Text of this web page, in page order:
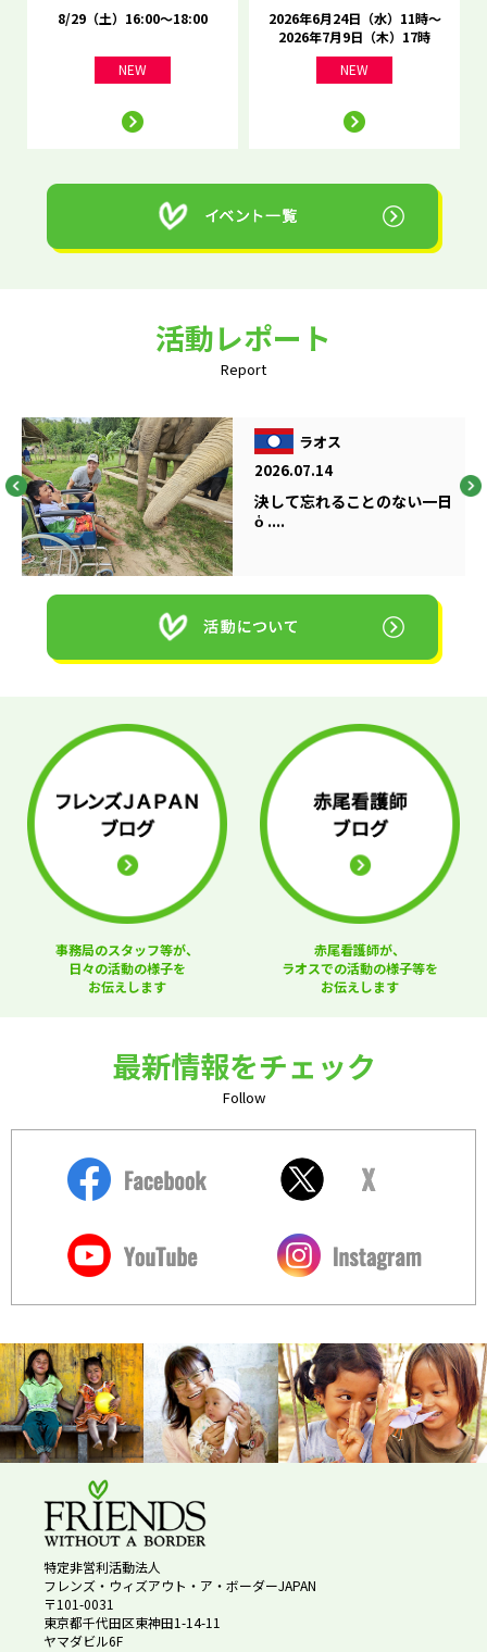
8/29（土）16:00～18:00
NEW
2026年6月24日（水）11時～
2026年7月9日（木）17時
NEW
活動レポート
Report
ラオス
2026.07.14
決して忘れることのない一日
ὁ ....
事務局のスタッフ等が、
日々の活動の様子を
お伝えします
赤尾看護師が、
ラオスでの活動の様子等を
お伝えします
最新情報をチェック
Follow
特定非営利活動法人
フレンズ・ウィズアウト・ア・ボーダーJAPAN
〒101-0031
東京都千代田区東神田1-14-11
ヤマダビル6F